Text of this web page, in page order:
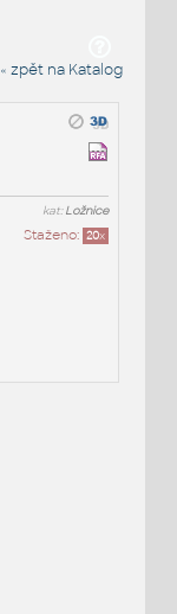
« zpět na Katalog
kat:Ložnice
Staženo: 20x